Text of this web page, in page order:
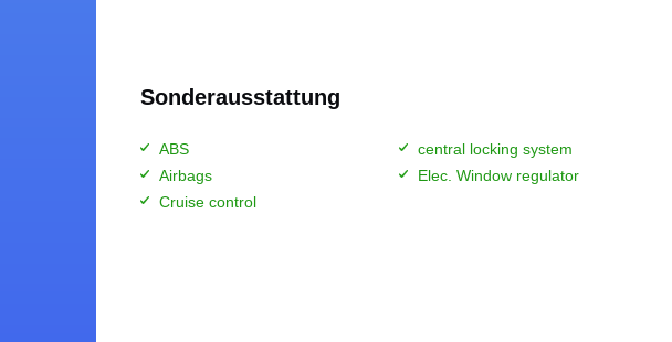
Sonderausstattung
ABS
central locking system
Airbags
Elec. Window regulator
Cruise control